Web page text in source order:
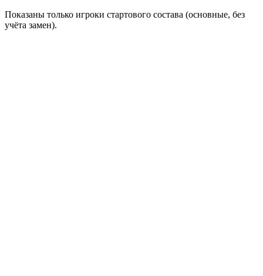
Показаны только игроки стартового состава (основные, без
учёта замен).